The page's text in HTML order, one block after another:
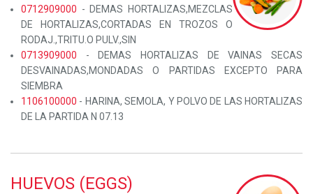
0712909000 - DEMAS HORTALIZAS,MEZCLAS
DE HORTALIZAS,CORTADAS EN TROZOS O
RODAJ.,TRITU.O PULV.,SIN
0713909000 - DEMAS HORTALIZAS DE VAINAS SECAS
DESVAINADAS,MONDADAS O PARTIDAS EXCEPTO PARA
SIEMBRA
1106100000 - HARINA, SEMOLA, Y POLVO DE LAS HORTALIZAS
DE LA PARTIDA N 07.13
HUEVOS (EGGS)